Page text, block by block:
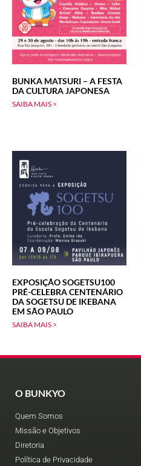
BUNKA MATSURI – A FESTA
DA CULTURA JAPONESA
SAIBA MAIS >
EXPOSIÇÃO SOGETSU100
PRÉ-CELEBRA CENTENÁRIO
DA SOGETSU DE IKEBANA
EM SÃO PAULO
SAIBA MAIS >
O BUNKYO
Quem Somos
Missão e Objetivos
Diretoria
Política de Privacidade